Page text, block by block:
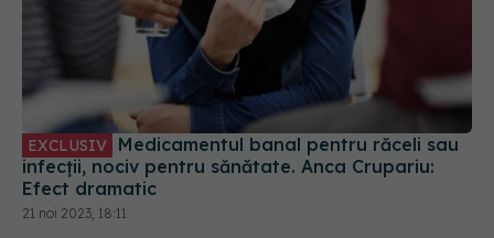
EXCLUSIV
infecții, nociv pentru sănătate. Anca Crupariu:
Efect dramatic
21 noi 2023, 18:11